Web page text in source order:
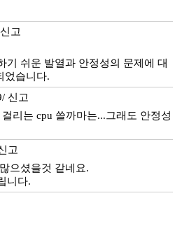
신고
기 쉬운 발열과 안정성의 문제에 대
었습니다.
신고
리는 cpu 쓸까마는...그래도 안정성
고
으셨을것 같네요.
니다.